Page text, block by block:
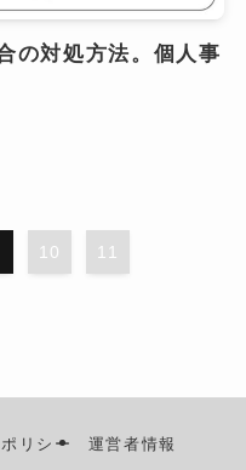
の対処方法。個人事
10 11
リシー 運営者情報